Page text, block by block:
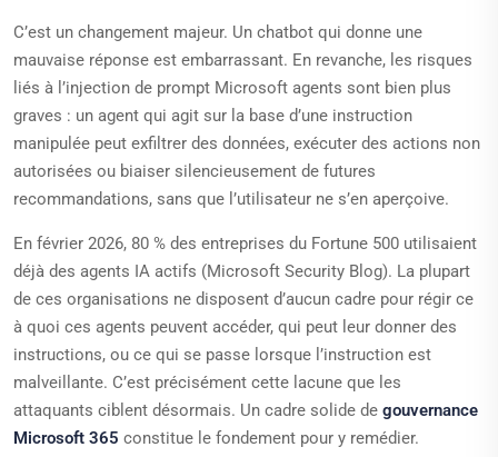
C’est un changement majeur. Un chatbot qui donne une
mauvaise réponse est embarrassant. En revanche, les risques
liés à l’injection de prompt Microsoft agents sont bien plus
graves : un agent qui agit sur la base d’une instruction
manipulée peut exfiltrer des données, exécuter des actions non
autorisées ou biaiser silencieusement de futures
recommandations, sans que l’utilisateur ne s’en aperçoive.
En février 2026, 80 % des entreprises du Fortune 500 utilisaient
déjà des agents IA actifs (Microsoft Security Blog). La plupart
de ces organisations ne disposent d’aucun cadre pour régir ce
à quoi ces agents peuvent accéder, qui peut leur donner des
instructions, ou ce qui se passe lorsque l’instruction est
malveillante. C’est précisément cette lacune que les
attaquants ciblent désormais. Un cadre solide de gouvernance
Microsoft 365 constitue le fondement pour y remédier.